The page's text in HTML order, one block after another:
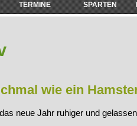
TERMINE SPARTEN
wie ein
neue Jahr ruhiger und